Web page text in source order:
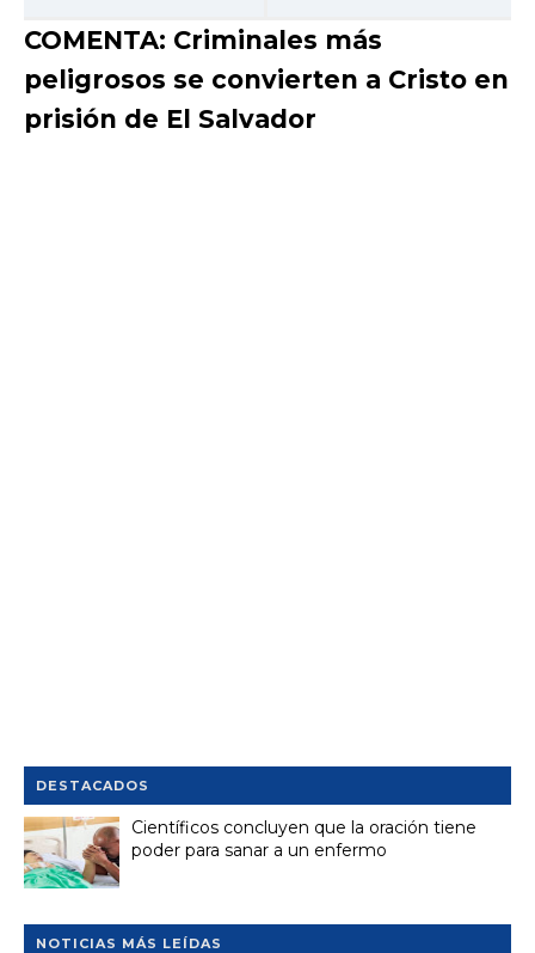
COMENTA: Criminales más
peligrosos se convierten a Cristo en
prisión de El Salvador
DESTACADOS
Científicos concluyen que la oración tiene
poder para sanar a un enfermo
NOTICIAS MÁS LEÍDAS